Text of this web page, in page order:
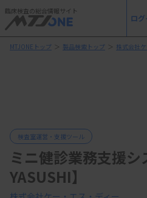
臨床検査の総合情報サイト
ロ
MTJONEトップ ＞ 製品検索トップ ＞ 株式会社
検査室運営・支援ツール
ミニ健診業務支援
YASUSHI】